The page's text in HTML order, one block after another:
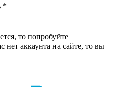
*
то попробуйте
нет аккаунта на сайте, то вы